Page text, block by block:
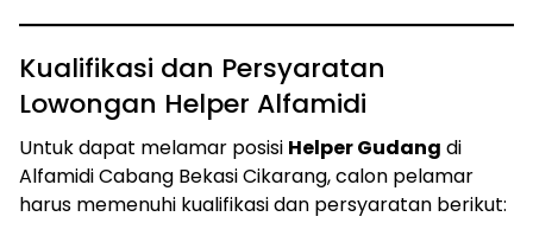
Kualifikasi dan Persyaratan
Lowongan Helper Alfamidi
Untuk dapat melamar posisi Helper Gudang di
Alfamidi Cabang Bekasi Cikarang, calon pelamar
harus memenuhi kualifikasi dan persyaratan berikut: